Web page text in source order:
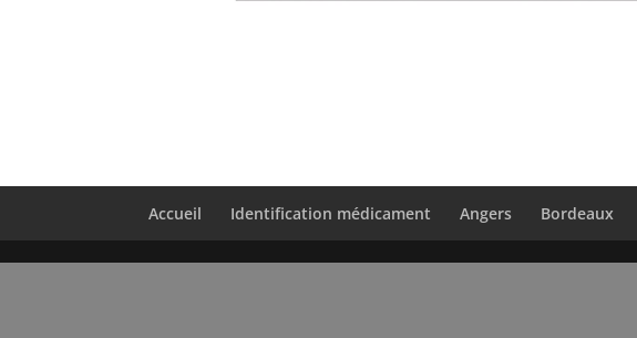
Accueil Identification médicament Angers Bordeaux